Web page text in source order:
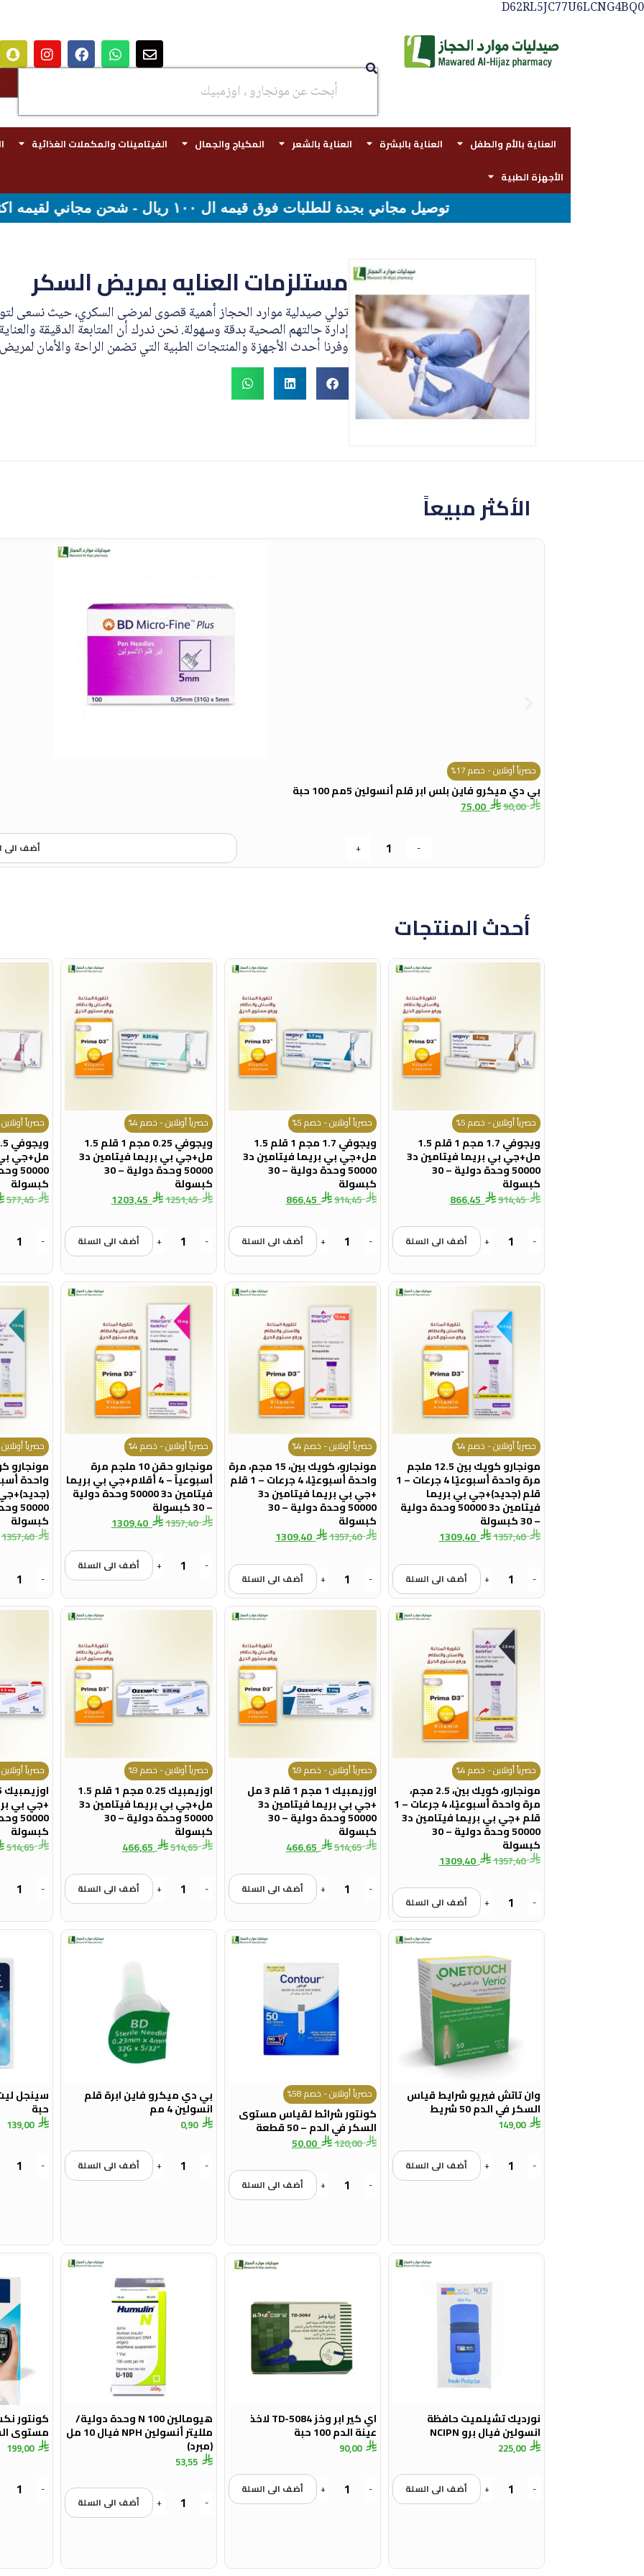
D62RL5JC77U6LCNG4BQ0
العناية بالأم والطفل العناية بالبشرة العناية بالشعر المكياج والجمال الفيتامينات والمكملات الغذائية
الأجهزة الطبية
بجدة للطلبات فوق قيمه ال ١٠٠ ريال - شحن مجاني لقيمه اكثر من ٢٩٩ ريال
مستلزمات العنايه بمريض السكر
تولي صيدلية موارد الحجاز أهمية قصوى لمرضى السكري، حيث نسعى
إدارة حالتهم الصحية بدقة وسهولة. نحن ندرك أن المتابعة الدقيقة
وفرنا أحدث الأجهزة والمنتجات الطبية التي تضمن الراحة والأمان
الأكثر مبيعاً
حصرياً أونلاين - خصم 17%
بي دي ميكرو فاين بلس ابر قلم أنسولين 5مم 100 حبة
90,00
75,00
-
+ أضف الى
أحدث المنتجات
حصرياً أونلاين - خصم 5%
ويجوفي 1.7 مجم 1 قلم 1.5
مل+جي بي بريما فيتامين د3
50000 وحدة دولية – 30
كبسولة
914,45
866,45
-
+ أضف الى السلة
حصرياً أونلاين - خصم 5%
ويجوفي 1.7 مجم 1 قلم 1.5
مل+جي بي بريما فيتامين د3
50000 وحدة دولية – 30
كبسولة
914,45
866,45
-
+ أضف الى السلة
حصرياً أونلاين - خصم 4%
ويجوفي 0.25 مجم 1 قلم 1.5
مل+جي بي بريما فيتامين د3
50000 وحدة دولية – 30
كبسولة
1251,45
1203,45
-
+ أضف الى السلة
حصرياً
كبسولة
577,45
-
حصرياً أونلاين - خصم 4%
مونجارو كويك بين 12.5 ملجم
مرة واحدة أسبوعيًا 4 جرعات – 1
قلم (جديد)+جي بي بريما
فيتامين د3 50000 وحدة دولية
– 30 كبسولة
1357,40
1309,40
-
+ أضف الى السلة
حصرياً أونلاين - خصم 4%
مونجارو، كويك بين، 15 مجم، مرة
واحدة أسبوعيًا، 4 جرعات – 1 قلم
+جي بي بريما فيتامين د3
50000 وحدة دولية – 30
كبسولة
1357,40
1309,40
-
+ أضف الى السلة
حصرياً أونلاين - خصم 4%
مونجارو حقن 10 ملجم مرة
أسبوعياً – 4 أقلام+جي بي بريما
فيتامين د3 50000 وحدة دولية
– 30 كبسولة
1357,40
1309,40
-
+ أضف الى السلة
حصرياً
كبسولة
1357,40
-
حصرياً أونلاين - خصم 4%
مونجارو، كويك بين، 2.5 مجم،
مرة واحدة أسبوعيًا، 4 جرعات – 1
قلم +جي بي بريما فيتامين د3
50000 وحدة دولية – 30
كبسولة
1357,40
1309,40
-
+ أضف الى السلة
حصرياً أونلاين - خصم 9%
اوزيمبيك 1 مجم 1 قلم 3 مل
+جي بي بريما فيتامين د3
50000 وحدة دولية – 30
كبسولة
514,65
466,65
-
+ أضف الى السلة
حصرياً أونلاين - خصم 9%
اوزيمبيك 0.25 مجم 1 قلم 1.5
مل+جي بي بريما فيتامين د3
50000 وحدة دولية – 30
كبسولة
514,65
466,65
-
+ أضف الى السلة
حصرياً
كبسولة
514,65
-
وان تاتش فيريو شرايط قياس
السكر في الدم 50 شريط
149,00
-
+ أضف الى السلة
حصرياً أونلاين - خصم 58%
كونتور شرائط لقياس مستوى
السكر في الدم – 50 قطعة
120,00
50,00
-
+ أضف الى السلة
بي دي ميكرو فاين ابرة قلم
انسولين 4 مم
0,90
-
+ أضف الى السلة
حبة
139,00
-
نورديك تشيلميت حافظة
انسولين فيال برو NCIPN
225,00
-
+ أضف الى السلة
اي كير ابر وخز TD-5084 لاخذ
عينة الدم 100 حبة
90,00
-
+ أضف الى السلة
هيومالين N 100 وحدة دولية/
ملليتر أنسولين NPH فيال 10 مل
(مبرد)
53,55
-
+ أضف الى السلة
كونتور
مستوى
199,00
-